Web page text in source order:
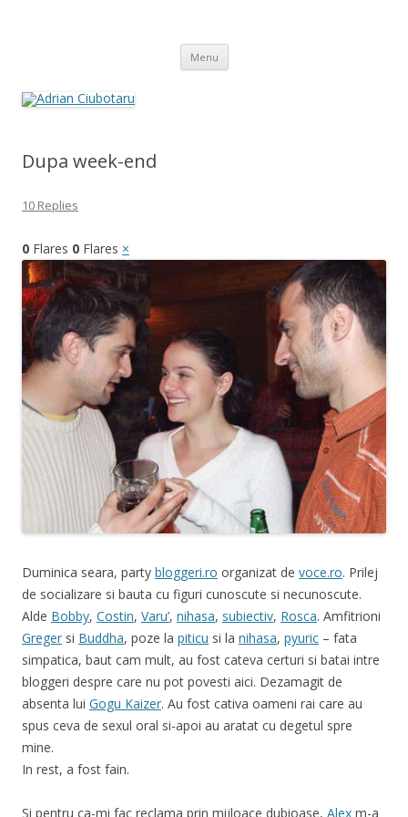
Menu Skip
content
Dupa week-end
10 Replies
0 Flares 0 Flares ×
Duminica seara, party bloggeri.ro organizat de voce.ro. Prilej
de socializare si bauta cu figuri cunoscute si necunoscute.
Alde Bobby, Costin, Varu’, nihasa, subiectiv, Rosca. Amfitrioni
Greger si Buddha, poze la piticu si la nihasa, pyuric – fata
simpatica, baut cam mult, au fost cateva certuri si batai intre
bloggeri despre care nu pot povesti aici. Dezamagit de
absenta lui Gogu Kaizer. Au fost cativa oameni rai care au
spus ceva de sexul oral si-apoi au aratat cu degetul spre
mine.
In rest, a fost fain.
Si pentru ca-mi fac reclama prin mijloace dubioase, Alex m-a